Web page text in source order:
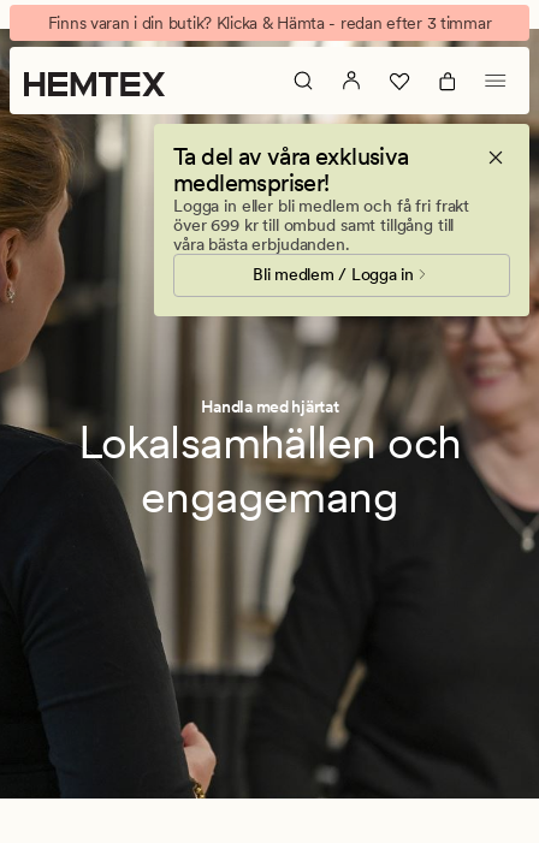
Socialt
Animerad
banner.
Klicka
på
ESCAPE
för
att
pausa.
Finns varan i din butik? Klicka & Hämta - redan efter 3 timmar
Ta del av våra exklusiva
medlemspriser!
Logga in eller bli medlem och få fri frakt
över 699 kr till ombud samt tillgång till
våra bästa erbjudanden.
Bli medlem / Logga in
Handla med hjärtat
Lokalsamhällen och
engagemang